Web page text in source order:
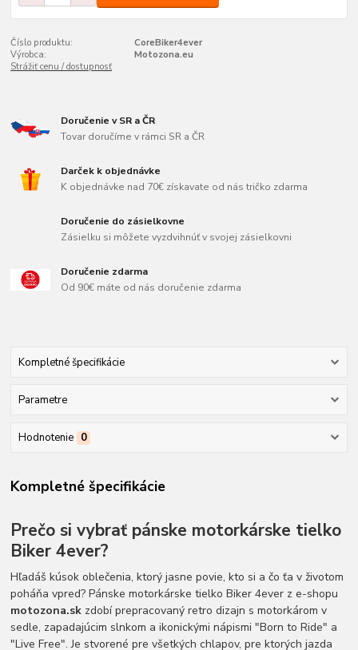
Číslo produktu:
CoreBiker4ever
Výrobca:
Motozona.eu
Strážiť cenu / dostupnosť
Doručenie v SR a ČR
Tovar doručíme v rámci SR a ČR
Darček k objednávke
K objednávke nad 70€ získavate od nás tričko zdarma
Doručenie do zásielkovne
Zásielku si môžete vyzdvihnúť v svojej zásielkovni
Doručenie zdarma
Od 90€ máte od nás doručenie zdarma
Kompletné špecifikácie
Parametre
Hodnotenie 0
Kompletné špecifikácie
Prečo si vybrať pánske motorkárske tielko
Biker 4ever?
Hľadáš kúsok oblečenia, ktorý jasne povie, kto si a čo ťa v životom
poháňa vpred? Pánske motorkárske tielko Biker 4ever z e-shopu
motozona.sk zdobí prepracovaný retro dizajn s motorkárom v
sedle, zapadajúcim slnkom a ikonickými nápismi "Born to Ride" a
"Live Free". Je stvorené pre všetkých chlapov, pre ktorých jazda